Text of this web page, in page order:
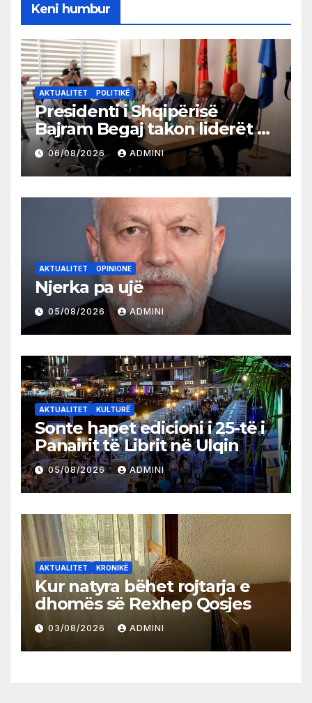
Keni humbur
AKTUALITET POLITIKË
Presidenti i Shqipërisë
Bajram Begaj takon liderët e
partive shqiptare në Ulqin
06/08/2026 ADMINI
AKTUALITET OPINIONE
Njerka pa ujë
05/08/2026 ADMINI
AKTUALITET KULTURË
Sonte hapet edicioni i 25-të i
Panairit të Librit në Ulqin
05/08/2026 ADMINI
AKTUALITET KRONIKË
Kur natyra bëhet rojtarja e
dhomës së Rexhep Qosjes
03/08/2026 ADMINI